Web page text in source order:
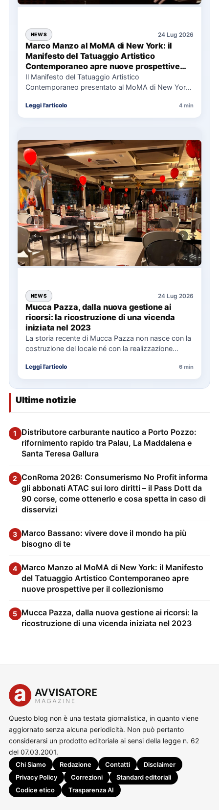
NEWS 24 Lug 2026
Marco Manzo al MoMA di New York: il
Manifesto del Tatuaggio Artistico
Contemporaneo apre nuove prospettive
per il collezionismo
Il Manifesto del Tatuaggio Artistico
Contemporaneo presentato al MoMA di New York
Leggi l'articolo 4 min
NEWS 24 Lug 2026
Mucca Pazza, dalla nuova gestione ai
ricorsi: la ricostruzione di una vicenda
iniziata nel 2023
La storia recente di Mucca Pazza non nasce con la
costruzione del locale né con la realizzazione
Leggi l'articolo 6 min
Ultime notizie
1
Distributore carburante nautico a Porto Pozzo:
rifornimento rapido tra Palau, La Maddalena e
Santa Teresa Gallura
2 ConRoma 2026: Consumerismo No Profit informa
gli abbonati ATAC sui loro diritti – il Pass Dott da
90 corse, come ottenerlo e cosa spetta in caso di
disservizi
3 Marco Bassano: vivere dove il mondo ha più
bisogno di te
4 Marco Manzo al MoMA di New York: il Manifesto
del Tatuaggio Artistico Contemporaneo apre
nuove prospettive per il collezionismo
5 Mucca Pazza, dalla nuova gestione ai ricorsi: la
ricostruzione di una vicenda iniziata nel 2023
Questo blog non è una testata giornalistica, in quanto viene
aggiornato senza alcuna periodicità. Non può pertanto
considerarsi un prodotto editoriale ai sensi della legge n. 62
del 07.03.2001.
Chi Siamo Redazione Contatti
Disclaimer
Privacy Policy
Correzioni
Standard editoriali
Codice etico
Trasparenza AI